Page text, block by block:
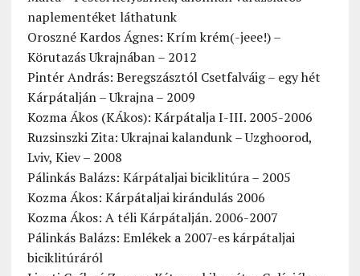
naplementéket láthatunk
Oroszné Kardos Ágnes: Krím krém(-jeee!) –
Körutazás Ukrajnában – 2012
Pintér András: Beregszásztól Csetfalváig – egy hét
Kárpátalján – Ukrajna – 2009
Kozma Ákos (KÁkos): Kárpátalja I-III. 2005-2006
Ruzsinszki Zita: Ukrajnai kalandunk – Uzghoorod,
Lviv, Kiev – 2008
Pálinkás Balázs: Kárpátaljai biciklitúra – 2005
Kozma Ákos: Kárpátaljai kirándulás 2006
Kozma Ákos: A téli Kárpátalján. 2006-2007
Pálinkás Balázs: Emlékek a 2007-es kárpátaljai
biciklitúráról